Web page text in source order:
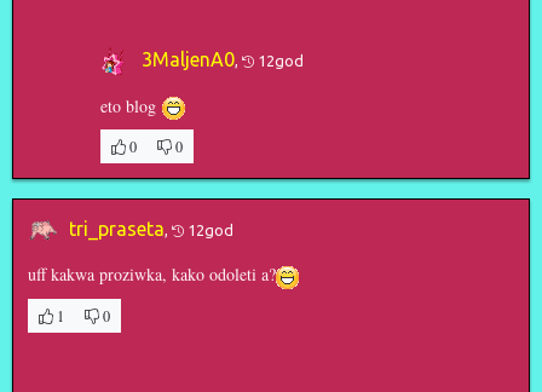
3MaljenA0, 12god
eto blog
0 0
tri_praseta 12god
uff kakwa proziwka, kako odoleti a?
1 0